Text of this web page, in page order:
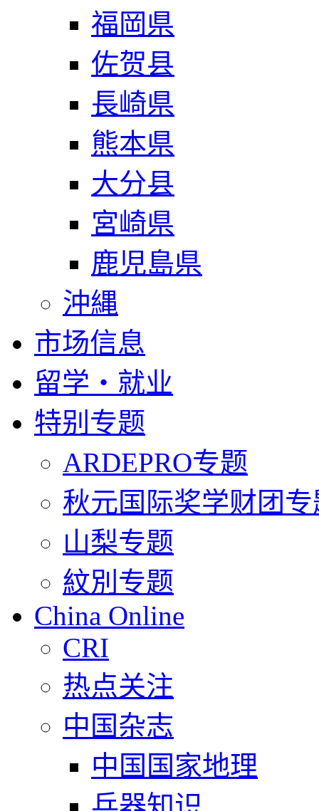
福岡県
佐贺县
長崎県
熊本県
大分县
宮崎県
鹿児島県
沖縄
市场信息
留学・就业
特别专题
ARDEPRO专题
秋元国际奖学财团专
山梨专题
紋別专题
China Online
CRI
热点关注
中国杂志
中国国家地理